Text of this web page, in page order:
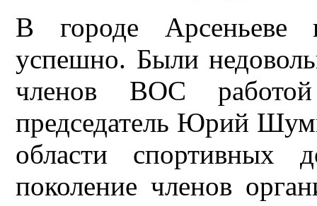
В городе Арсеньеве
успешно. Были
членов ВОС работой
председатель Юрий
области спортивных
поколение членов